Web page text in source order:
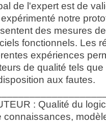
de l'expert est de
notre
des mesures
fonctionnels. Les
expériences
de qualité tels
aux fautes.
: Qualité du
connaissances,